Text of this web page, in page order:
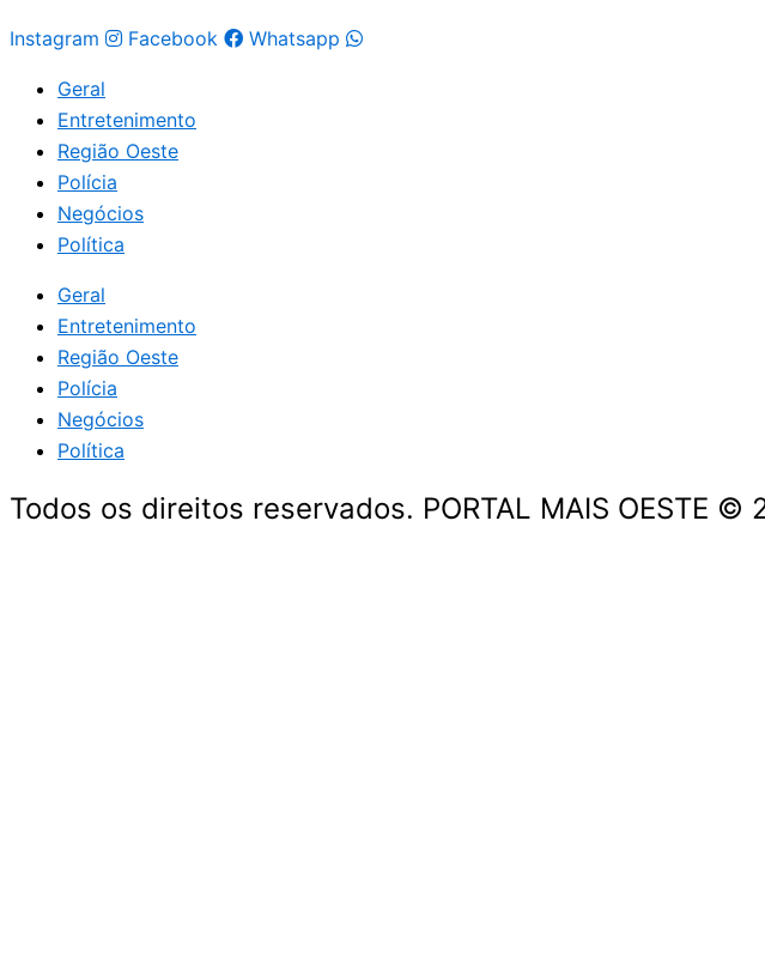
Instagram Facebook Whatsapp
Geral
Entretenimento
Região Oeste
Polícia
Negócios
Política
Geral
Entretenimento
Região Oeste
Polícia
Negócios
Política
Todos os direitos reservados. PORTAL MAIS OESTE